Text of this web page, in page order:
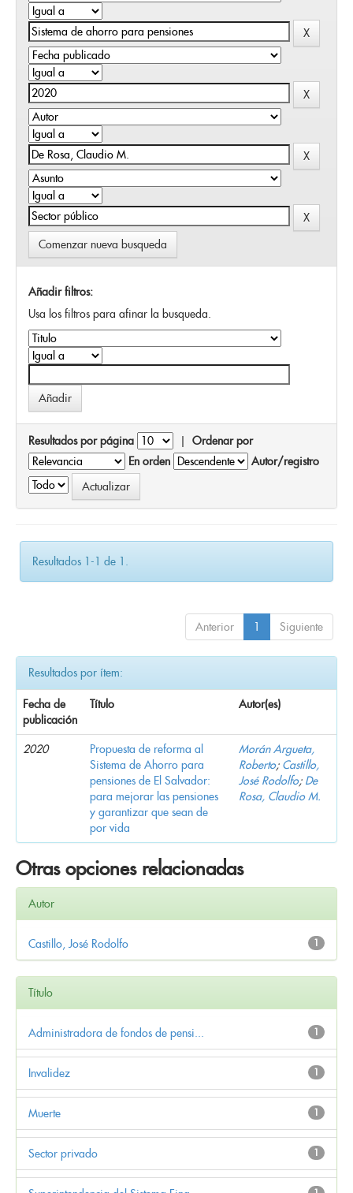
Comenzar nueva busqueda
Añadir filtros:
Usa los filtros para afinar la busqueda.
Resultados por página | Ordenar por
En orden
Autor/registro
Resultados 1-1 de 1.
Anterior 1 Siguiente
Resultados por ítem:
Fecha de
publicación
Título Autor(es)
2020
Propuesta de reforma al
Sistema de Ahorro para
pensiones de El Salvador:
para mejorar las pensiones
y garantizar que sean de
por vida
Morán Argueta,
Roberto; Castillo,
José Rodolfo; De
Rosa, Claudio M.
Otras opciones relacionadas
Autor
1
Castillo, José Rodolfo
Título
1
Administradora de fondos de pensi...
1
Invalidez
1
Muerte
1
Sector privado